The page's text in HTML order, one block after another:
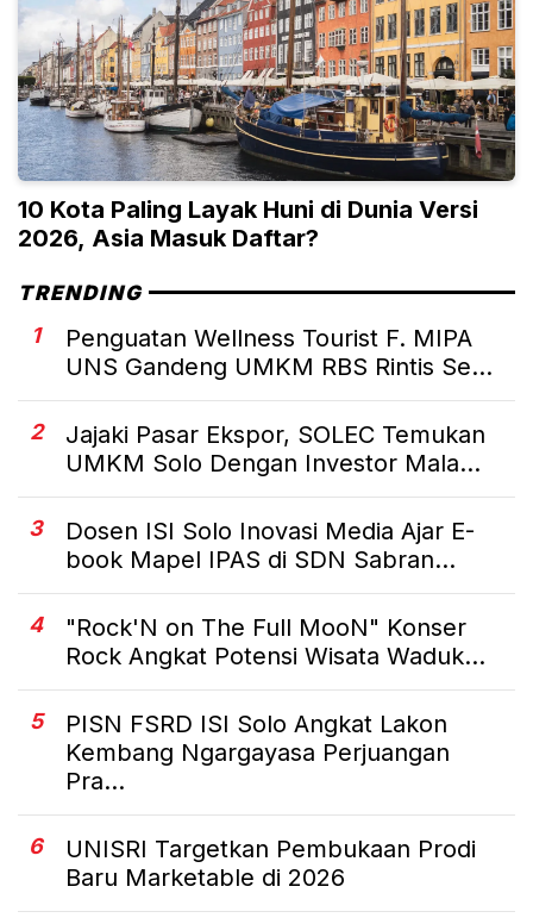
10 Kota Paling Layak Huni di Dunia Versi
2026, Asia Masuk Daftar?
TRENDING
1
Penguatan Wellness Tourist F. MIPA
UNS Gandeng UMKM RBS Rintis Se...
2
Jajaki Pasar Ekspor, SOLEC Temukan
UMKM Solo Dengan Investor Mala...
3
Dosen ISI Solo Inovasi Media Ajar E-
book Mapel IPAS di SDN Sabran...
4
"Rock'N on The Full MooN" Konser
Rock Angkat Potensi Wisata Waduk...
5
PISN FSRD ISI Solo Angkat Lakon
Kembang Ngargayasa Perjuangan
Pra...
6
UNISRI Targetkan Pembukaan Prodi
Baru Marketable di 2026